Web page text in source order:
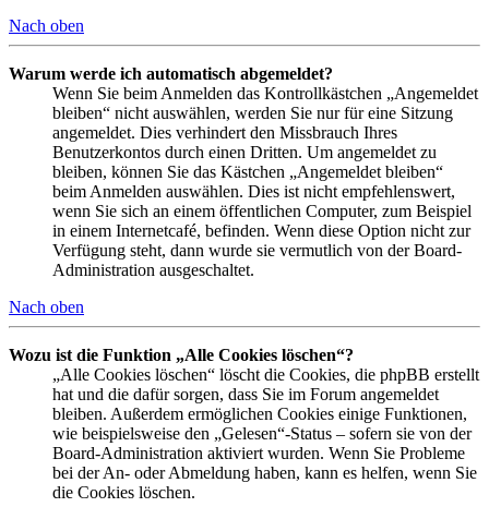
Nach oben
Warum werde ich automatisch abgemeldet?
Wenn Sie beim Anmelden das Kontrollkästchen „Angemeldet
bleiben“ nicht auswählen, werden Sie nur für eine Sitzung
angemeldet. Dies verhindert den Missbrauch Ihres
Benutzerkontos durch einen Dritten. Um angemeldet zu
bleiben, können Sie das Kästchen „Angemeldet bleiben“
beim Anmelden auswählen. Dies ist nicht empfehlenswert,
wenn Sie sich an einem öffentlichen Computer, zum Beispiel
in einem Internetcafé, befinden. Wenn diese Option nicht zur
Verfügung steht, dann wurde sie vermutlich von der Board-
Administration ausgeschaltet.
Nach oben
Wozu ist die Funktion „Alle Cookies löschen“?
„Alle Cookies löschen“ löscht die Cookies, die phpBB erstellt
hat und die dafür sorgen, dass Sie im Forum angemeldet
bleiben. Außerdem ermöglichen Cookies einige Funktionen,
wie beispielsweise den „Gelesen“-Status – sofern sie von der
Board-Administration aktiviert wurden. Wenn Sie Probleme
bei der An- oder Abmeldung haben, kann es helfen, wenn Sie
die Cookies löschen.